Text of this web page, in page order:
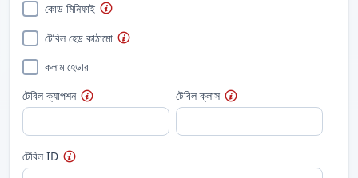
কোড মিনিফাই
টেবিল হেড কাঠামো
কলাম হেডার
টেবিল ক্যাপশন
টেবিল ক্লাস
টেবিল ID